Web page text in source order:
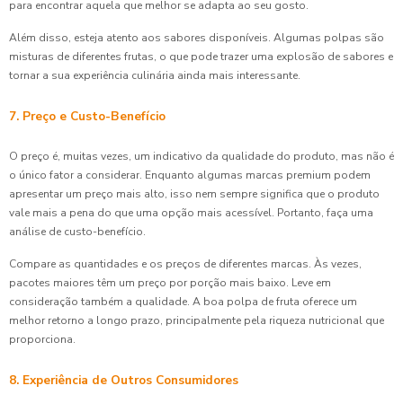
para encontrar aquela que melhor se adapta ao seu gosto.
Além disso, esteja atento aos sabores disponíveis. Algumas polpas são
misturas de diferentes frutas, o que pode trazer uma explosão de sabores e
tornar a sua experiência culinária ainda mais interessante.
7. Preço e Custo-Benefício
O preço é, muitas vezes, um indicativo da qualidade do produto, mas não é
o único fator a considerar. Enquanto algumas marcas premium podem
apresentar um preço mais alto, isso nem sempre significa que o produto
vale mais a pena do que uma opção mais acessível. Portanto, faça uma
análise de custo-benefício.
Compare as quantidades e os preços de diferentes marcas. Às vezes,
pacotes maiores têm um preço por porção mais baixo. Leve em
consideração também a qualidade. A boa polpa de fruta oferece um
melhor retorno a longo prazo, principalmente pela riqueza nutricional que
proporciona.
8. Experiência de Outros Consumidores